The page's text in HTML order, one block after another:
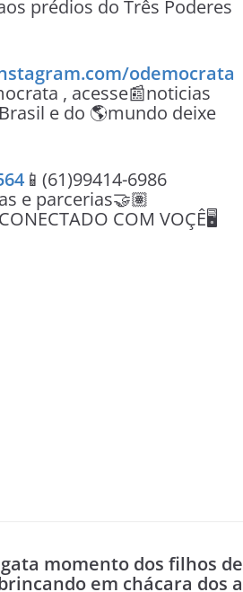
prédios do Três Poderes
odemocrata
, acesse📰noticias
e do 🌎mundo deixe
📱(61)99414-6986
e parcerias🤝🏽
COM VOÇÊ🖥️
momento dos filhos de
em chácara dos a